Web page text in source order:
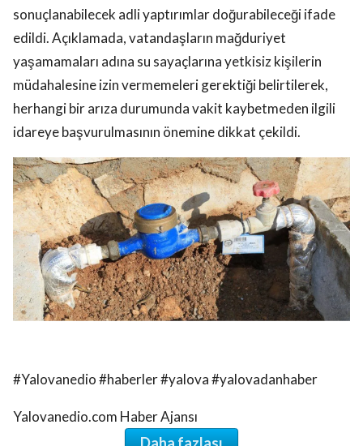
sonuçlanabilecek adli yaptırımlar doğurabileceği ifade
edildi. Açıklamada, vatandaşların mağduriyet
yaşamamaları adına su sayaçlarına yetkisiz kişilerin
müdahalesine izin vermemeleri gerektiği belirtilerek,
herhangi bir arıza durumunda vakit kaybetmeden ilgili
idareye başvurulmasının önemine dikkat çekildi.
#Yalovanedio #haberler #yalova #yalovadanhaber
Yalovanedio.com Haber Ajansı